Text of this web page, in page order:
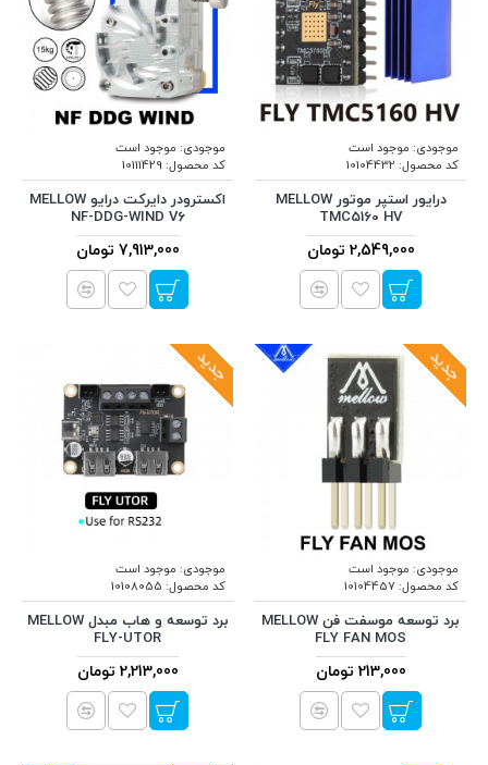
موجودی: موجود است
کد محصول: 10104432
درایور استپر موتور MELLOW
TMC5160 HV
2,549,000 تومان
موجودی: موجود است
کد محصول: 10111429
اکسترودر دایرکت درایو MELLOW
NF-DDG-WIND V6
7,913,000 تومان
جدید
موجودی: موجود است
کد محصول:10104457
برد توسعه موسفت فن MELLOW
FLY FAN MOS
213,000 تومان
جدید
موجودی: موجود است
کد محصول: 10108055
برد توسعه و هاب مبدل MELLOW
FLY-UTOR
2,213,000 تومان